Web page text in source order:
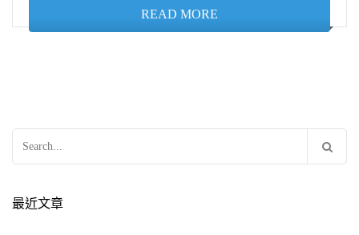
READ MORE
字:
最近文章